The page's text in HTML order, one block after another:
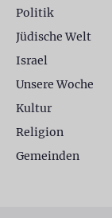
Politik
Jüdische Welt
Israel
Unsere Woche
Kultur
Religion
Gemeinden